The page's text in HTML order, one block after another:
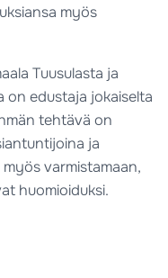
myös
Tuusulasta ja
on edustaja jokaiselta
tehtävä on
ja
varmistamaan,
huomioiduksi.